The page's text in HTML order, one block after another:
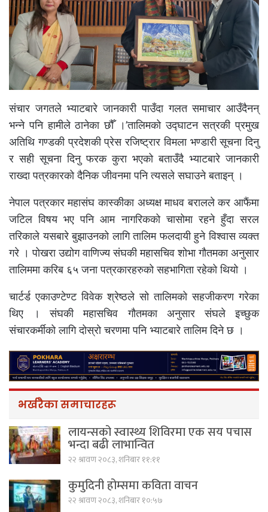
संचार जगतले भ्याटबारे जानकारी पाउँदा गलत समाचार आउँदैनन्
भन्ने पनि हामीले ठानेका छौँ ।’तालिमको उद्घाटन सत्रकी प्रमुख
अतिथि गण्डकी प्रदेशकी प्रेस रजिष्ट्रार विमला भण्डारी सूचना दिनु
र सही सूचना दिनु फरक कुरा भएको बताउँदै भ्याटबारे जानकारी
राख्दा पत्रकारको दैनिक जीवनमा पनि त्यसले सघाउने बताइन् ।
नेपाल पत्रकार महासंघ कास्कीका अध्यक्ष माधव बरालले कर आफैंमा
जटिल विषय भए पनि आम नागरिकको चासोमा रहने हुँदा सरल
तरिकाले यसबारे बुझाउनको लागि तालिम फलदायी हुने विश्वास व्यक्त
गरे । पोखरा उद्योग वाणिज्य संघकी महासचिव शोभा गौतमका अनुसार
तालिममा करिब ६५ जना पत्रकारहरुको सहभागिता रहेको थियो ।
चार्टर्ड एकाउण्टेण्ट विवेक श्रेष्ठले सो तालिमको सहजीकरण गरेका
थिए । संघकी महासचिव गौतमका अनुसार संघले इच्छुक
संचारकर्मीको लागि दोस्रो चरणमा पनि भ्याटबारे तालिम दिने छ ।
भर्खरैका समाचारहरू
लायन्सको स्वास्थ्य शिविरमा एक सय पचास
भन्दा बढी लाभान्वित
२२ श्रावण २०८३, शनिबार ११:११
कुमुदिनी होम्समा कविता वाचन
२२ श्रावण २०८३, शनिबार १०:५७